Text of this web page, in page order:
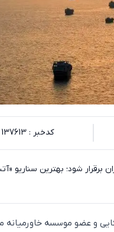
کدخبر : 137613
برقرار شود؛ بهترین سناریو
و عضو موسسه خاورمیانه